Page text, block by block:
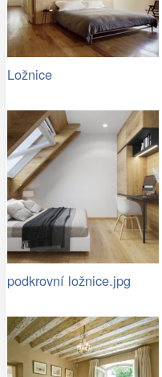
Ložnice
podkrovní ložnice.jpg